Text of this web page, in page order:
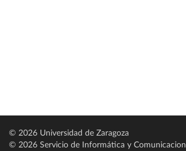
© 2026 Universidad de Zaragoza
© 2026 Servicio de Informática y